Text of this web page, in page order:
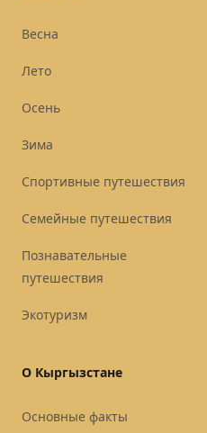
Весна
Лето
Осень
Зима
Спортивные путешествия
Семейные путешествия
Познавательные
путешествия
Экотуризм
О Кыргызстане
Основные факты